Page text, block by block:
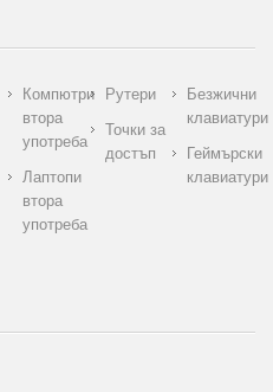
Компютри
втора
употреба
Лаптопи
втора
употреба
Рутери
Точки за
достъп
Безжични
клавиатури
Геймърски
клавиатури